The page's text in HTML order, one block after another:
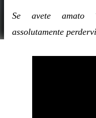
Se avete amato
assolutamente